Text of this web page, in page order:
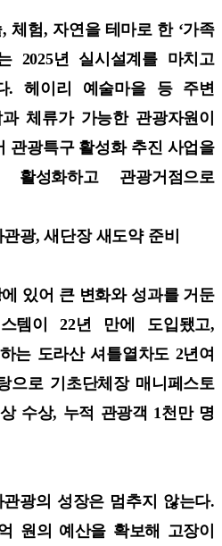
체험, 자연을 테마로 한 ‘가족
2025년 실시설계를 마치고
. 헤이리 예술마을 등 주변
체류가 가능한 관광자원이
관광특구 활성화 추진 사업을
성화하고 관광거점으로
광, 새단장 새도약 준비
있어 큰 변화와 성과를 거둔
템이 22년 만에 도입됐고,
는 도라산 셔틀열차도 2년여
으로 기초단체장 매니페스토
수상, 누적 관광객 1천만 명
광의 성장은 멈추지 않는다.
원의 예산을 확보해 고장이